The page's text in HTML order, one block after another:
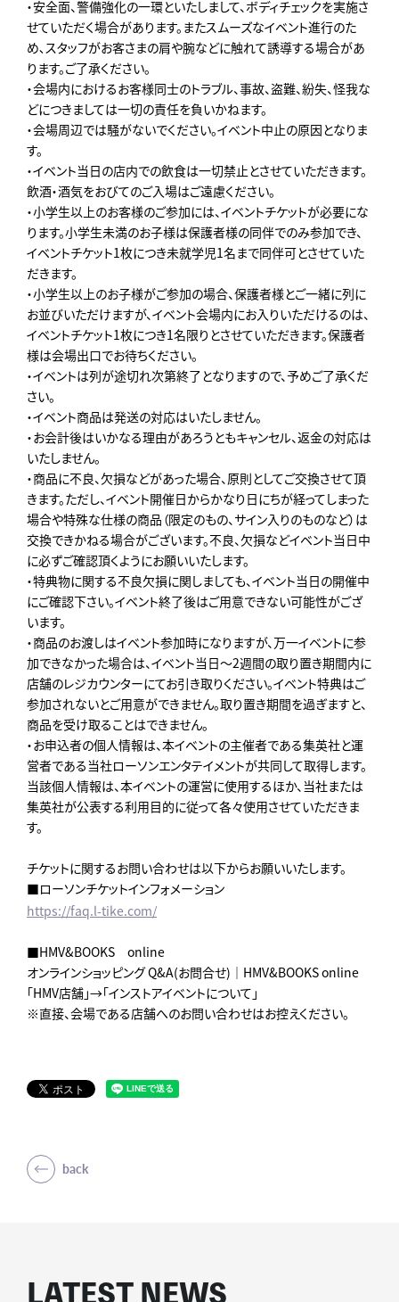
・安全面、警備強化の一環といたしまして、ボディチェックを実施さ
せていただく場合があります。またスムーズなイベント進行のた
め､スタッフがお客さまの肩や腕などに触れて誘導する場合があ
ります。ご了承ください。
・会場内におけるお客様同士のトラブル、事故、盗難、紛失、怪我な
どにつきましては一切の責任を負いかねます。
・会場周辺では騒がないでください。イベント中止の原因となりま
す。
・イベント当日の店内での飲食は一切禁止とさせていただきます。
飲酒・酒気をおびてのご入場はご遠慮ください。
・小学生以上のお客様のご参加には、イベントチケットが必要にな
ります。小学生未満のお子様は保護者様の同伴でのみ参加でき、
イベントチケット1枚につき未就学児1名まで同伴可とさせていた
だきます。
・小学生以上のお子様がご参加の場合、保護者様とご一緒に列に
お並びいただけますが、イベント会場内にお入りいただけるのは、
イベントチケット1枚につき1名限りとさせていただきます。保護者
様は会場出口でお待ちください。
・イベントは列が途切れ次第終了となりますので、予めご了承くだ
さい。
・イベント商品は発送の対応はいたしません。
・お会計後はいかなる理由があろうともキャンセル、返金の対応は
いたしません。
・商品に不良、欠損などがあった場合、原則としてご交換させて頂
きます。ただし、イベント開催日からかなり日にちが経ってしまった
場合や特殊な仕様の商品（限定のもの、サイン入りのものなど）は
交換できかねる場合がございます。不良、欠損などイベント当日中
に必ずご確認頂くようにお願いいたします。
・特典物に関する不良欠損に関しましても、イベント当日の開催中
にご確認下さい。イベント終了後はご用意できない可能性がござ
います。
・商品のお渡しはイベント参加時になりますが、万一イベントに参
加できなかった場合は、イベント当日～2週間の取り置き期間内に
店舗のレジカウンターにてお引き取りください。イベント特典はご
参加されないとご用意ができません。取り置き期間を過ぎますと、
商品を受け取ることはできません。
・お申込者の個人情報は、本イベントの主催者である集英社と運
営者である当社ローソンエンタテイメントが共同して取得します。
当該個人情報は、本イベントの運営に使用するほか、当社または
集英社が公表する利用目的に従って各々使用させていただきま
す。
チケットに関するお問い合わせは以下からお願いいたします。
■ローソンチケットインフォメーション
https://faq.l-tike.com/
■HMV&BOOKS online
オンラインショッピング Q&A(お問合せ)｜HMV&BOOKS online
「HMV店舗」→「インストアイベントについて」
※直接、会場である店舗へのお問い合わせはお控えください。
back
LATEST NEWS